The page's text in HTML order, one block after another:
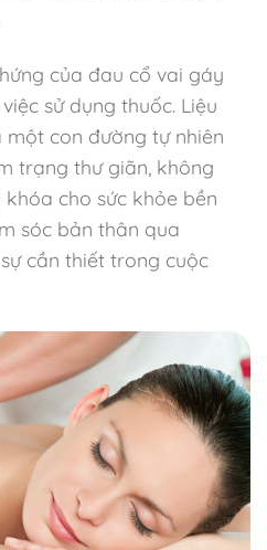
của đau cổ vai gáy
sử dụng thuốc. Liệu
con đường tự nhiên
trạng thư giãn, không
cho sức khỏe bền
sóc bản thân qua
cần thiết trong cuộc